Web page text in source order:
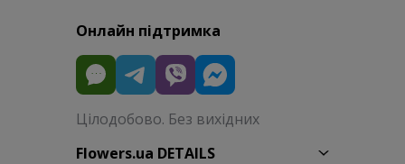
Онлайн підтримка
Цілодобово. Без вихідних
Flowers.ua DETAILS